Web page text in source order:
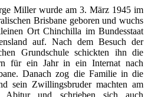
Miller wurde am 3. März 1945 im
Brisbane geboren und wuchs
Ort Chinchilla im Bundesstaat
auf. Nach dem Besuch der
Grundschule schickten ihn die
für ein Jahr in ein Internat nach
Danach zog die Familie in die
sein Zwillingsbruder machten am
und schrieben sich auch